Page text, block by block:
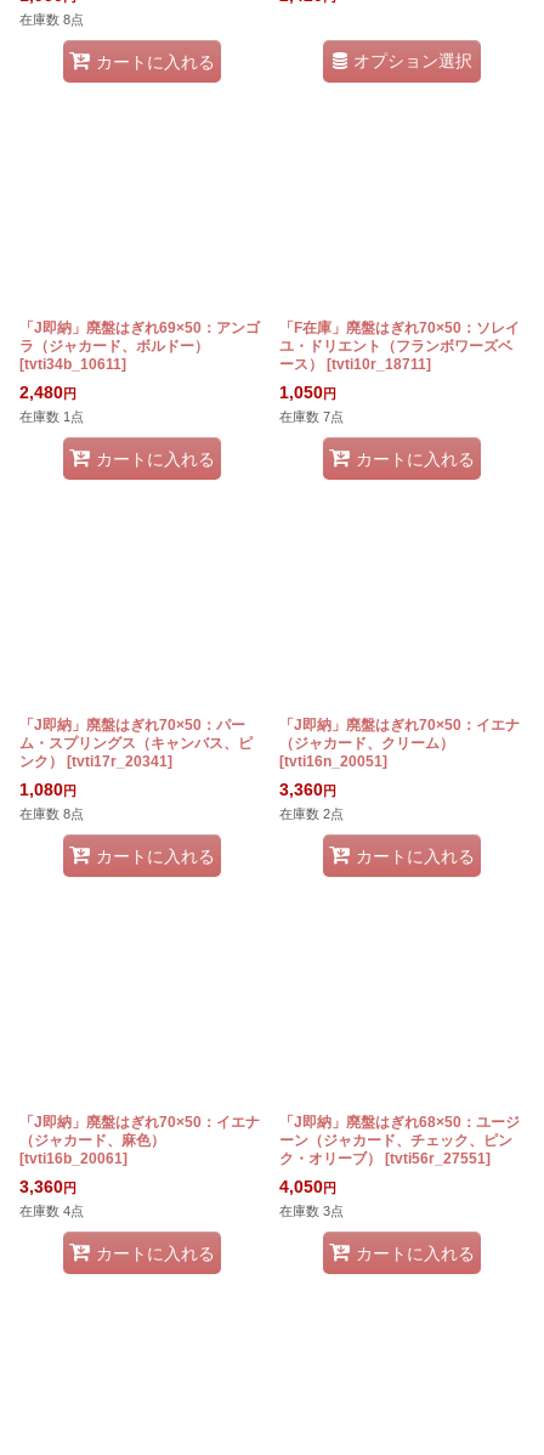
在庫数 8点
カートに入れる オプション選択
「J即納」廃盤はぎれ69×50：アンゴ
ラ（ジャカード、ボルドー）
[tvti34b_10611]
2,480円
在庫数 1点
カートに入れる
「F在庫」廃盤はぎれ70×50：ソレイ
ユ・ドリエント（フランボワーズベ
ース）
[tvti10r_18711]
1,050円
在庫数 7点
カートに入れる
「J即納」廃盤はぎれ70×50：パー
ム・スプリングス（キャンバス、ピ
ンク）
[tvti17r_20341]
1,080円
在庫数 8点
カートに入れる
「J即納」廃盤はぎれ70×50：イエナ
（ジャカード、クリーム）
[tvti16n_20051]
3,360円
在庫数 2点
カートに入れる
「J即納」廃盤はぎれ70×50：イエナ
（ジャカード、麻色）
[tvti16b_20061]
3,360円
在庫数 4点
カートに入れる
「J即納」廃盤はぎれ68×50：ユージ
ーン（ジャカード、チェック、ピン
ク・オリーブ）
[tvti56r_27551]
4,050円
在庫数 3点
カートに入れる